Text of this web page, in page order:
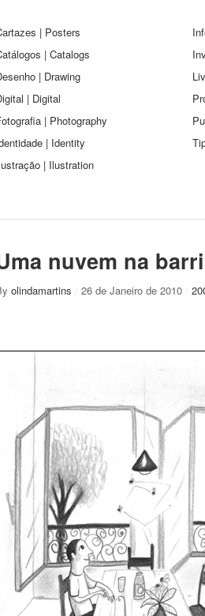
| Posters
| Catalogs
| Drawing
| Digital
| Photography
| Identity
| Ilustration
nuvem na
olindamartins / 26 de Janeiro de 2010 /